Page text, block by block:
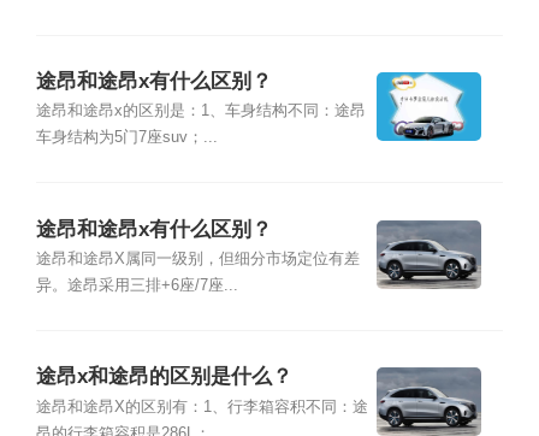
途昂和途昂x有什么区别？
途昂和途昂x的区别是：1、车身结构不同：途昂
车身结构为5门7座suv；...
途昂和途昂x有什么区别？
途昂和途昂X属同一级别，但细分市场定位有差
异。途昂采用三排+6座/7座...
途昂x和途昂的区别是什么？
途昂和途昂X的区别有：1、行李箱容积不同：途